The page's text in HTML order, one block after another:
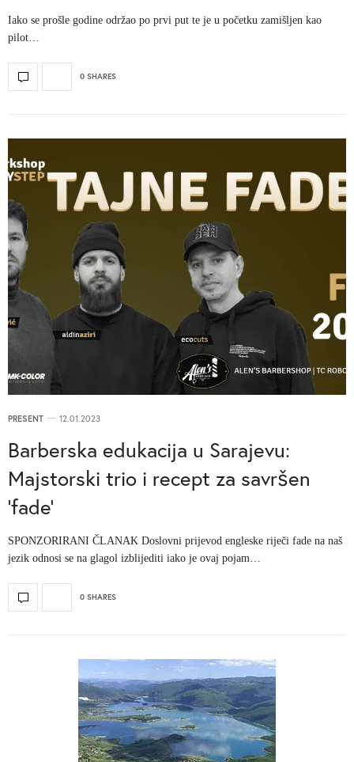
Iako se prošle godine održao po prvi put te je u početku zamišljen kao
pilot…
0 SHARES
PRESENT 12.01.2023
Barberska edukacija u Sarajevu:
Majstorski trio i recept za savršen
‘fade’
SPONZORIRANI ČLANAK Doslovni prijevod engleske riječi fade na naš
jezik odnosi se na glagol izblijediti iako je ovaj pojam…
0 SHARES